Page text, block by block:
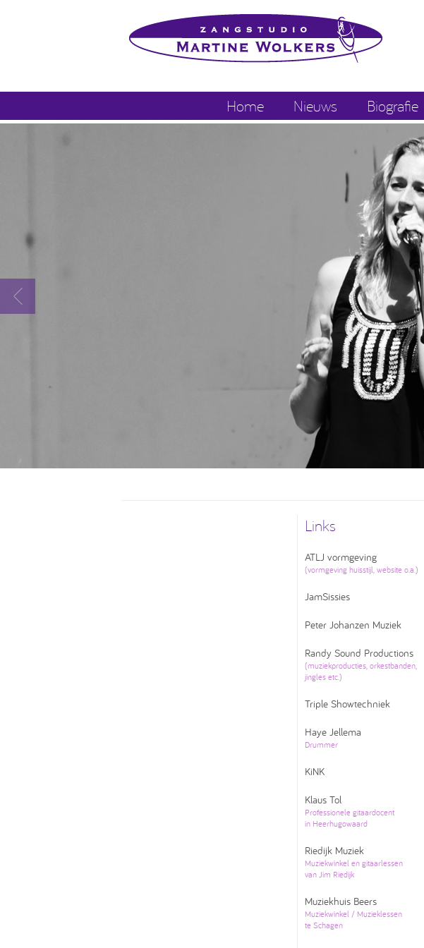
Home Nieuws Biografie
Links
ATLJ vormgeving
(vormgeving huisstijl, website o.a.)
JamSissies
Peter Johanzen Muziek
Randy Sound Productions
(muziekproducties, orkestbanden,
jingles etc.)
Triple Showtechniek
Haye Jellema
Drummer
KiNK
Klaus Tol
Professionele gitaardocent
in Heerhugowaard
Riedijk Muziek
Muziekwinkel en gitaarlessen
van Jim Riedijk
Muziekhuis Beers
Muziekwinkel / Muzieklessen
te Schagen